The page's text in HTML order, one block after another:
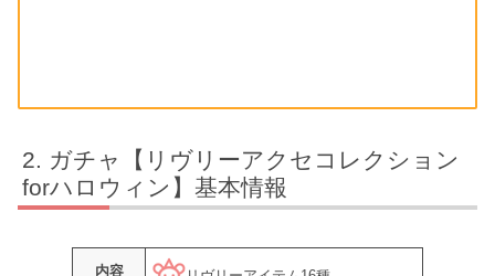
ガチャ【リヴリーアクセコレクション
forハロウィン】基本情報
内容